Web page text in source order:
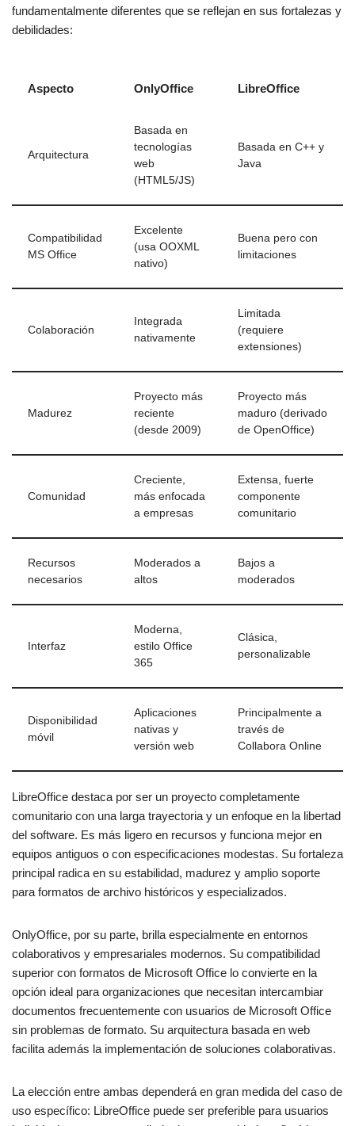
fundamentalmente diferentes que se reflejan en sus fortalezas y
debilidades:
Aspecto OnlyOffice LibreOffice
Arquitectura
Basada en
tecnologías
web
(HTML5/JS)
Basada en C++ y
Java
Compatibilidad
MS Office
Excelente
(usa OOXML
nativo)
Buena pero con
limitaciones
Colaboración
Integrada
nativamente
Limitada
(requiere
extensiones)
Madurez
Proyecto más
reciente
(desde 2009)
Proyecto más
maduro (derivado
de OpenOffice)
Comunidad
Creciente,
más enfocada
a empresas
Extensa, fuerte
componente
comunitario
Recursos
necesarios
Moderados a
altos
Bajos a
moderados
Interfaz
Moderna,
estilo Office
365
Clásica,
personalizable
Disponibilidad
móvil
Aplicaciones
nativas y
versión web
Principalmente a
través de
Collabora Online
LibreOffice destaca por ser un proyecto completamente
comunitario con una larga trayectoria y un enfoque en la libertad
del software. Es más ligero en recursos y funciona mejor en
equipos antiguos o con especificaciones modestas. Su fortaleza
principal radica en su estabilidad, madurez y amplio soporte
para formatos de archivo históricos y especializados.
OnlyOffice, por su parte, brilla especialmente en entornos
colaborativos y empresariales modernos. Su compatibilidad
superior con formatos de Microsoft Office lo convierte en la
opción ideal para organizaciones que necesitan intercambiar
documentos frecuentemente con usuarios de Microsoft Office
sin problemas de formato. Su arquitectura basada en web
facilita además la implementación de soluciones colaborativas.
La elección entre ambas dependerá en gran medida del caso de
uso específico: LibreOffice puede ser preferible para usuarios